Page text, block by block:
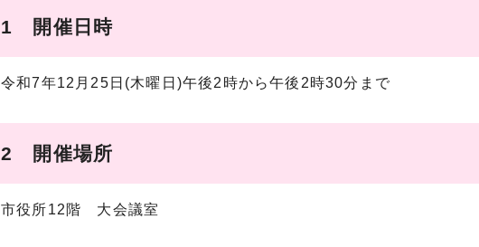
1 開催日時
令和7年12月25日(木曜日)午後2時から午後2時30分まで
2 開催場所
市役所12階 大会議室